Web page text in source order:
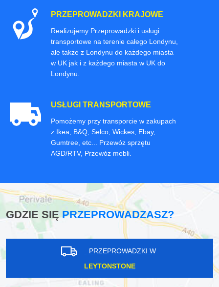
PRZEPROWADZKI KRAJOWE
Realizujemy Przeprowadzki i usługi
transportowe na terenie całego Londynu,
ale także z Londynu do każdego miasta
w UK jak i z każdego miasta w UK do
Londynu.
USŁUGI TRANSPORTOWE
Pomożemy przy transporcie w zakupach
z Ikea, B&Q, Selco, Wickes, Ebay,
Gumtree, etc... Przewóz sprzętu
AGD/RTV, Przewóz mebli.
GDZIE SIĘPRZEPROWADZASZ?
PRZEPROWADZKI W
LEYTONSTONE